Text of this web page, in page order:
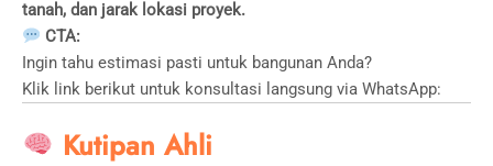
tanah, dan jarak lokasi proyek.
CTA:
Ingin tahu estimasi pasti untuk bangunan Anda?
Klik link berikut untuk konsultasi langsung via WhatsApp:
Kutipan Ahli